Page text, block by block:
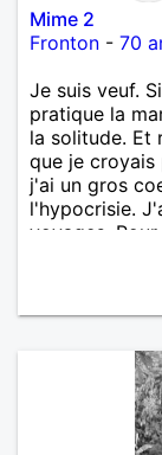
Mime 2
Fronton - 70
Je suis veuf.
pratique la
la solitude. Et
que je croyais
j'ai un gros
l'hypocrisie.
voyages.